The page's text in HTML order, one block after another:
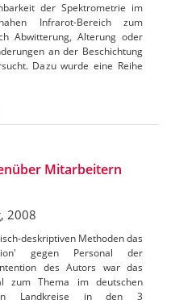
der Spektrometrie im
Infrarot-Bereich zum
Abwitterung, Alterung oder
an der Beschichtung
Dazu wurde eine Reihe
Mitarbeitern
2008
deskriptiven Methoden das
gegen Personal der
des Autors war das
zum Thema im deutschen
Landkreise in den 3